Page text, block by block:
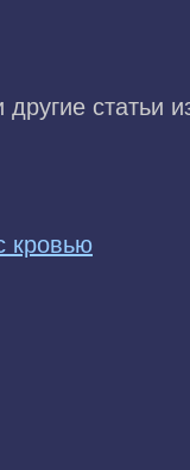
другие статьи
кровью